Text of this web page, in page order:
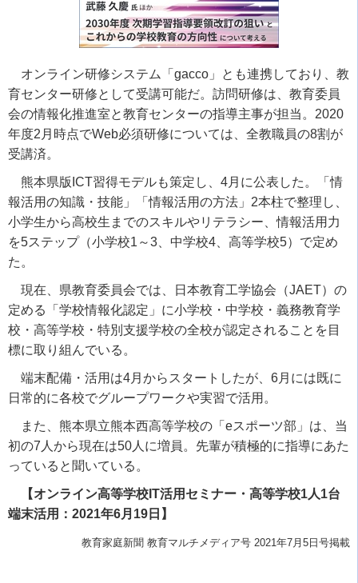
オンライン研修システム「 gacco 」とも連携しており、教
育センター研修として受講可能だ。訪問研修は、教育委員
会の情報化推進室と教育センターの指導主事が担当。 2020
年度2 月時点でWeb必須研修については、全教職員の8割が
受講済。
熊本県版 ICT習得モデルも策定し、 4月に公表した。「情
報活用の知識・技能」「情報活用の方法」 2本柱で整理し、
小学生から高校生までのスキルやリテラシー、情報活用力
を5ステップ（小学校1 ～3 、中学校4 、高等学校5）で定め
た。
現在、県教育委員会では、日本教育工学協会（JAET）の
定める「学校情報化認定」に小学校・中学校・義務教育学
校・高等学校・特別支援学校の全校が認定されることを目
標に取り組んでいる。
端末配備・活用は4月からスタートしたが、 6月には既に
日常的に各校でグループワークや実習で活用。
また、熊本県立熊本西高等学校の「 eスポーツ部」は、当
初の7 人から現在は50 人に増員。先輩が積極的に指導にあた
っていると聞いている。
【オンライン高等学校IT活用セミナー・高等学校1人1台
端末活用：2021年6月19日】
教育家庭新聞 教育マルチメディア号 2021年7月5日号掲載